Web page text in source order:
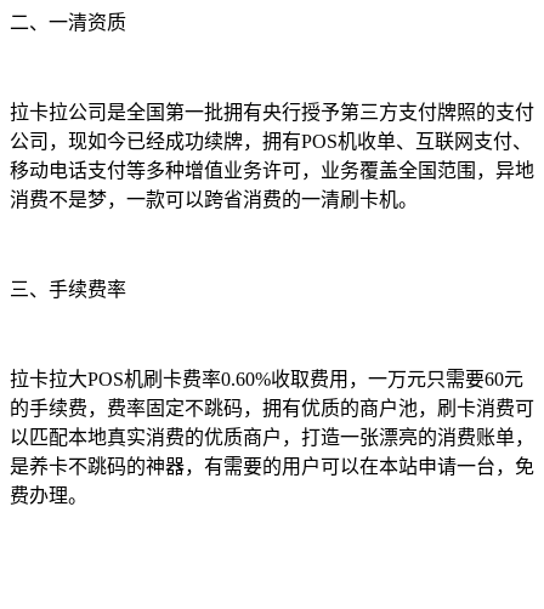
二、一清资质
拉卡拉公司是全国第一批拥有央行授予第三方支付牌照的支付
公司，现如今已经成功续牌，拥有POS机收单、互联网支付、
移动电话支付等多种增值业务许可，业务覆盖全国范围，异地
消费不是梦，一款可以跨省消费的一清刷卡机。
三、手续费率
拉卡拉大POS机刷卡费率0.60%收取费用，一万元只需要60元
的手续费，费率固定不跳码，拥有优质的商户池，刷卡消费可
以匹配本地真实消费的优质商户，打造一张漂亮的消费账单，
是养卡不跳码的神器，有需要的用户可以在本站申请一台，免
费办理。